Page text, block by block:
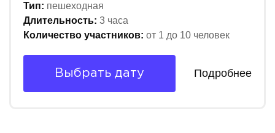
Тип: пешеходная
Длительность: 3 часа
Количество участников: от 1 до 10 человек
Выбрать дату Подробнее